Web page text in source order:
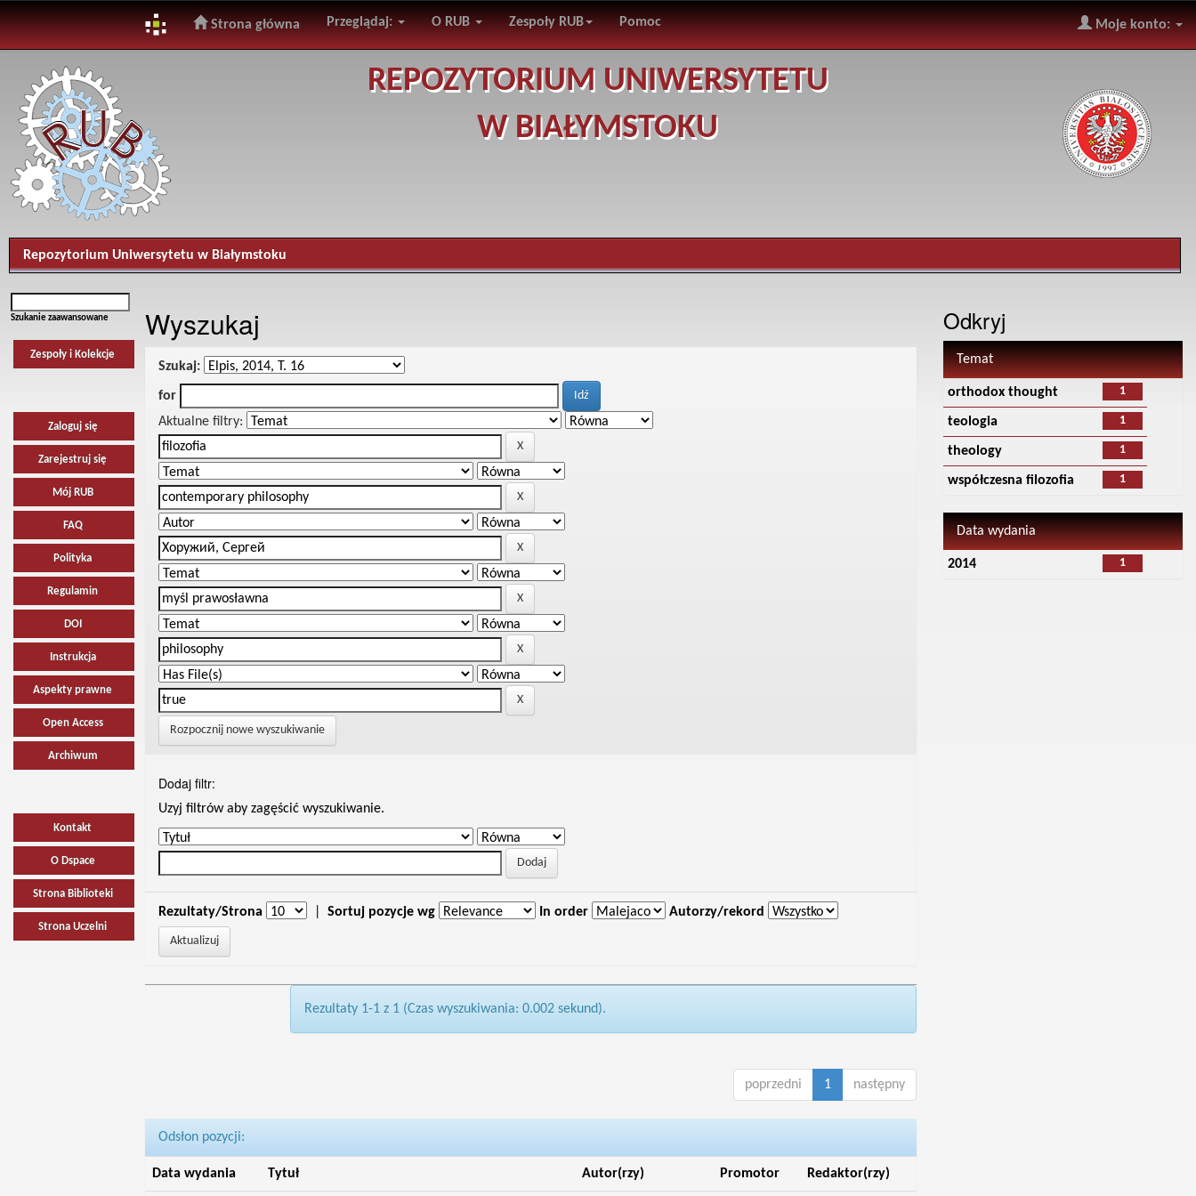
navigation
Strona główna Przeglądaj: O RUB Zespoły RUB Pomoc Moje konto:
REPOZYTORIUM UNIWERSYTETU
W BIAŁYMSTOKU
Repozytorium Uniwersytetu w Białymstoku
Szukanie zaawansowane
Zespoły i Kolekcje
Zaloguj się
Zarejestruj się
Mój RUB
FAQ
Polityka
Regulamin
DOI
Instrukcja
Aspekty prawne
Open Access
Archiwum
Kontakt
O Dspace
Strona Biblioteki
Strona Uczelni
Wyszukaj
Szukaj:
for
Aktualne filtry:
Rozpocznij nowe wyszukiwanie
Dodaj filtr:
Uzyj filtrów aby zagęścić wyszukiwanie.
Rezultaty/Strona Sortuj pozycje wg In order Autorzy/rekord
Rezultaty 1-1 z 1 (Czas wyszukiwania: 0.002 sekund).
poprzedni 1 następny
Odsłon pozycji:
Data wydania Tytuł Autor(rzy) Promotor Redaktor(rzy)
Odkryj
Temat
1
orthodox thought
1
teologia
1
theology
1
współczesna filozofia
Data wydania
1
2014